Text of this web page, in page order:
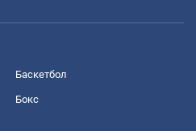
Баскетбол
Бокс